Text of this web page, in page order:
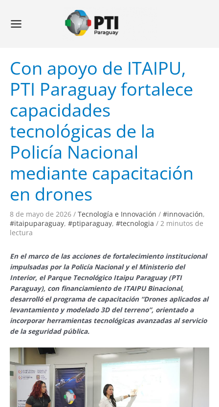
contenido
Menu
Con apoyo de ITAIPU,
PTI Paraguay fortalece
capacidades
tecnológicas de la
Policía Nacional
mediante capacitación
en drones
8 de mayo de 2026 / Tecnología e Innovación / #innovación,
#itaipuparaguay, #ptiparaguay, #tecnologia / 2 minutos de
lectura
En el marco de las acciones de fortalecimiento institucional
impulsadas por la Policía Nacional y el Ministerio del
Interior, el Parque Tecnológico Itaipu Paraguay (PTI
Paraguay), con financiamiento de ITAIPU Binacional,
desarrolló el programa de capacitación “Drones aplicados al
levantamiento y modelado 3D del terreno”, orientado a
incorporar herramientas tecnológicas avanzadas al servicio
de la seguridad pública.
entradas